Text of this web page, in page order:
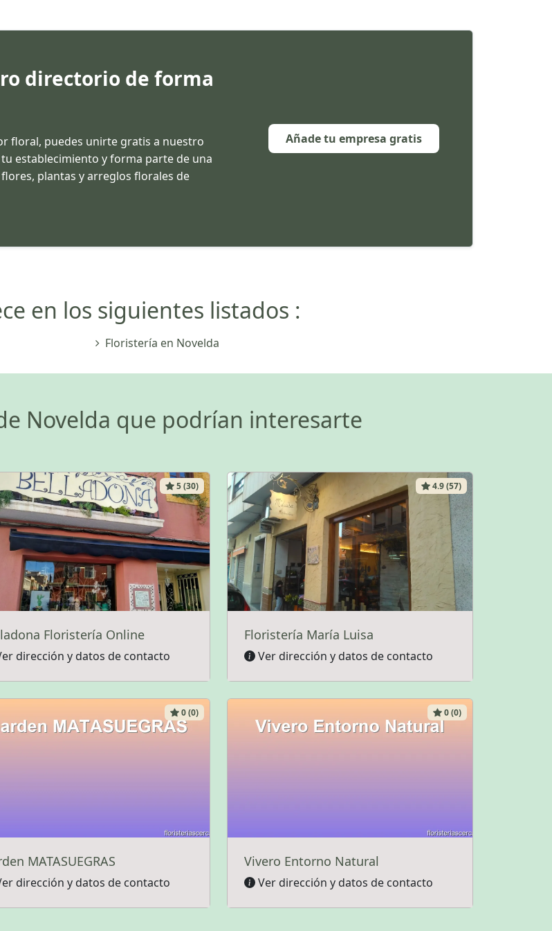
directorio de forma
floral, puedes unirte gratis a nuestro
establecimiento y forma parte de una
plantas y arreglos florales de
Añade tu empresa gratis
en los siguientes listados :
Floristería en Novelda
Novelda que podrían interesarte
5 (30)
Floristería Online
dirección y datos de contacto
4.9 (57)
Floristería María Luisa
Ver dirección y datos de contacto
0 (0)
MATASUEGRAS
dirección y datos de contacto
0 (0)
Vivero Entorno Natural
Ver dirección y datos de contacto